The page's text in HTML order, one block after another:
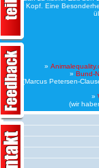
oder Kopf. Eine
»
» Bund-
(Marcus Petersen-
»
(wir